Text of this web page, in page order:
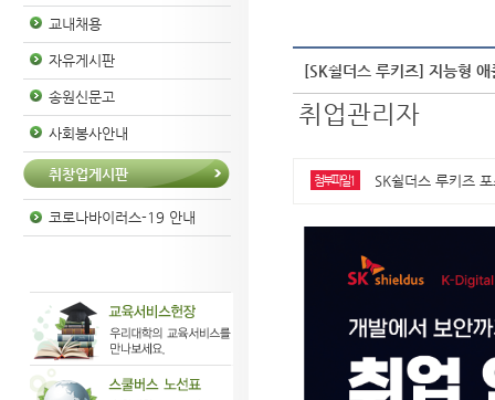
교내채용
자유게시판
송원신문고
사회봉사안내
취창업게시판
코로나바이러스-19 안내
[SK쉴더스 루키즈] 지능형
취업관리자
첨부파일1 SK쉴더스 루키즈